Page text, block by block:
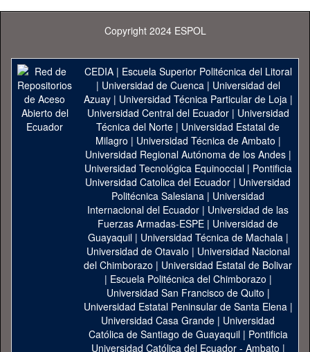
Copyright 2024 ESPOL
CEDIA| Escuela Superior Politécnica del Litoral
| Universidad de Cuenca| Universidad del
Azuay| Universidad Técnica Particular de Loja|
Universidad Central del Ecuador| Universidad
Técnica del Norte | Universidad Estatal de
Milagro | Universidad Técnica de Ambato |
Universidad Regional Autónoma de los Andes|
Universidad Tecnológica Equinoccial| Pontificia
Universidad Catolica del Ecuador | Universidad
Politécnica Salesiana | Universidad
Internacional del Ecuador | Universidad de las
Fuerzas Armadas-ESPE | Universidad de
Guayaquil| Universidad Técnica de Machala|
Universidad de Otavalo | Universidad Nacional
del Chimborazo | Universidad Estatal de Bolivar
| Escuela Politécnica del Chimborazo |
Universidad San Francisco de Quito |
Universidad Estatal Peninsular de Santa Elena|
Universidad Casa Grande | Universidad
Católica de Santiago de Guayaquil| Pontificia
Universidad Católica del Ecuador - Ambato |